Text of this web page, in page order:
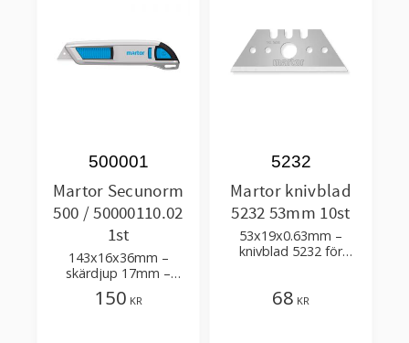
Martor Secunorm
500 / 50000110.02
1st
143x16x36mm –
skärdjup 17mm –
automatiskt indragbart
blad
500001
150 KR
Martor knivblad
5232 53mm 10st
53x19x0.63mm –
knivblad 5232 för
Secunorm 500, Mizar
5232
68 KR